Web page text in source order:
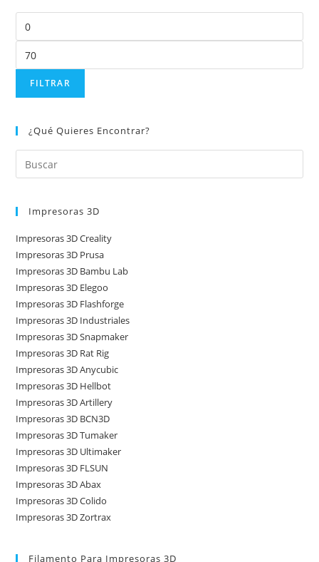
FILTRAR
¿Qué Quieres Encontrar?
Impresoras 3D
Impresoras 3D Creality
Impresoras 3D Prusa
Impresoras 3D Bambu Lab
Impresoras 3D Elegoo
Impresoras 3D Flashforge
Impresoras 3D Industriales
Impresoras 3D Snapmaker
Impresoras 3D Rat Rig
Impresoras 3D Anycubic
Impresoras 3D Hellbot
Impresoras 3D Artillery
Impresoras 3D BCN3D
Impresoras 3D Tumaker
Impresoras 3D Ultimaker
Impresoras 3D FLSUN
Impresoras 3D Abax
Impresoras 3D Colido
Impresoras 3D Zortrax
Filamento Para Impresoras 3D